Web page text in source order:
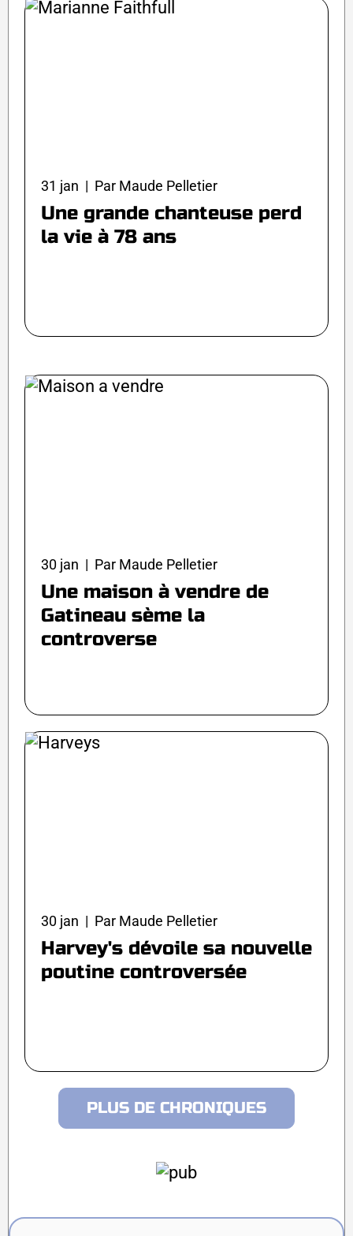
31 jan | Par Maude Pelletier
Une grande chanteuse perd
la vie à 78 ans
30 jan | Par Maude Pelletier
Une maison à vendre de
Gatineau sème la
controverse
30 jan | Par Maude Pelletier
Harvey's dévoile sa nouvelle
poutine controversée
PLUS DE CHRONIQUES